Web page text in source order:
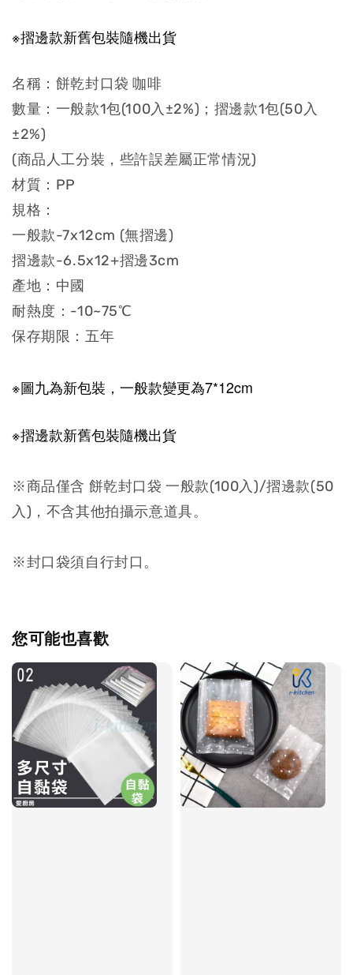
※摺邊款新舊包裝隨機出貨
名稱：餅乾封口袋 咖啡
數量：一般款1包(100入±2%)；摺邊款1包(50入
±2%)
(商品人工分裝，些許誤差屬正常情況)
材質：PP
規格：
一般款-7x12cm (無摺邊)
摺邊款-6.5x12+摺邊3cm
產地：中國
耐熱度：-10~75℃
保存期限：五年
※圖九為新包裝，一般款變更為7*12cm
※摺邊款新舊包裝隨機出貨
※商品僅含 餅乾封口袋 一般款(100入)/摺邊款(50
入)，不含其他拍攝示意道具。
※封口袋須自行封口。
您可能也喜歡